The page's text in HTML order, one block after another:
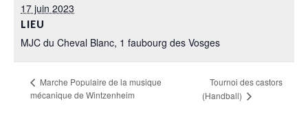
17 juin 2023
LIEU
MJC du Cheval Blanc, 1 faubourg des Vosges
Marche Populaire de la musique
mécanique de Wintzenheim
Tournoi des castors
(Handball)